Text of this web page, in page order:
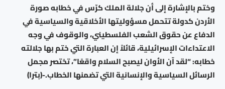
وختم بالإشارة إلى أن جلالة الملك كرّس في خطابه صورة
الأردن كدولة تتحمل مسؤوليتها الأخلاقية والسياسية في
الدفاع عن حقوق الشعب الفلسطيني، والوقوف في وجه
الاعتداءات الإسرائيلية، قائلاً إن العبارة التي ختم بها جلالته
خطابه: “لقد آن الأوان ليصبح السلام واقعًا”، تختصر مجمل
الرسائل السياسية والإنسانية التي تضمنها الخطاب.-(بترا)